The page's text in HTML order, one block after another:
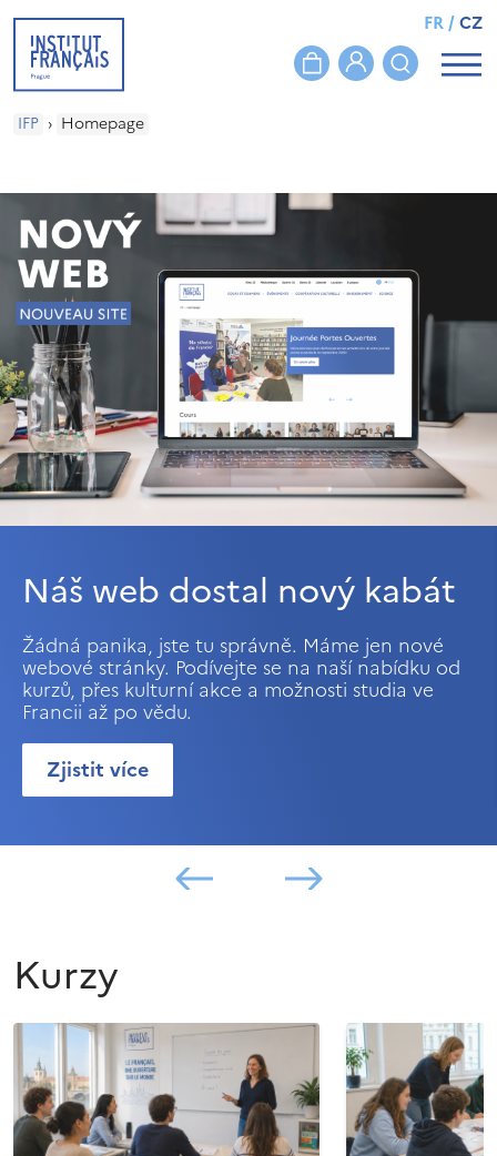
FR/CZ
IFP › Homepage
Náš web dostal nový kabát
Žádná panika, jste tu správně. Máme jen nové
webové stránky. Podívejte se na naší nabídku od
kurzů, přes kulturní akce a možnosti studia ve
Francii až po vědu.
Zjistit více
Kurzy